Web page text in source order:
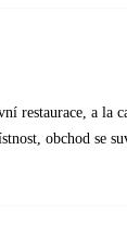
restaurace, a la
obchod se